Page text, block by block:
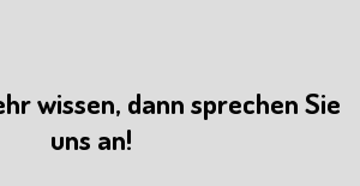
wissen, dann sprechen Sie
uns an!